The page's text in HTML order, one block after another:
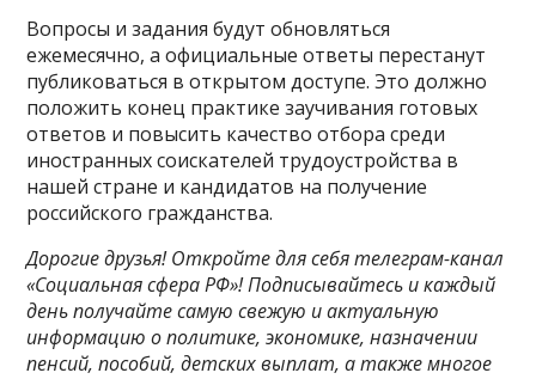
Вопросы и задания будут обновляться
ежемесячно, а официальные ответы перестанут
публиковаться в открытом доступе. Это должно
положить конец практике заучивания готовых
ответов и повысить качество отбора среди
иностранных соискателей трудоустройства в
нашей стране и кандидатов на получение
российского гражданства.
Дорогие друзья! Откройте для себя телеграм-канал
«Социальная сфера РФ»! Подписывайтесь и каждый
день получайте самую свежую и актуальную
информацию о политике, экономике, назначении
пенсий, пособий, детских выплат, а также многое